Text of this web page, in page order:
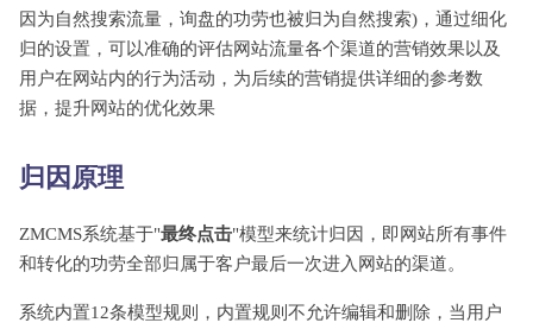
因为自然搜索流量，询盘的功劳也被归为自然搜索)，通过细化
归的设置，可以准确的评估网站流量各个渠道的营销效果以及
用户在网站内的行为活动，为后续的营销提供详细的参考数
据，提升网站的优化效果
归因原理
ZMCMS系统基于"最终点击"模型来统计归因，即网站所有事件
和转化的功劳全部归属于客户最后一次进入网站的渠道。
系统内置12条模型规则，内置规则不允许编辑和删除，当用户